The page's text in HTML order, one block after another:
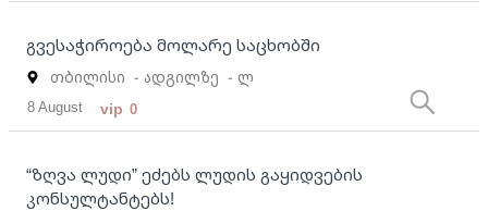
გვესაჭიროება მოლარე საცხობში
თბილისი - ადგილზე - ლ
8 August vip 0
“ზღვა ლუდი” ეძებს ლუდის გაყიდვების
კონსულტანტებს!